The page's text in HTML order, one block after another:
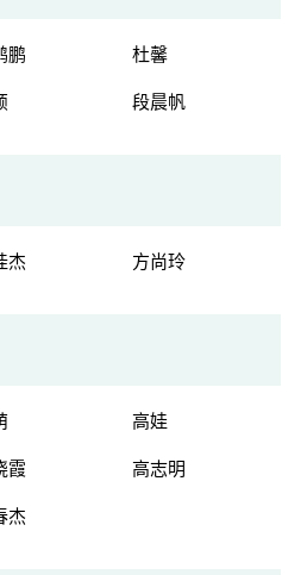
鹏 杜馨
段晨帆
杰 方尚玲
高娃
霞 高志明
杰